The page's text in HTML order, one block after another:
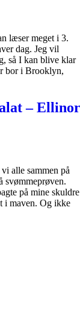
læser meget i 3.
dag. Jeg vil
så I kan blive klar
bor i Brooklyn,
– Ellinor
alle sammen på
svømmeprøven.
på mine skuldre
i maven. Og ikke